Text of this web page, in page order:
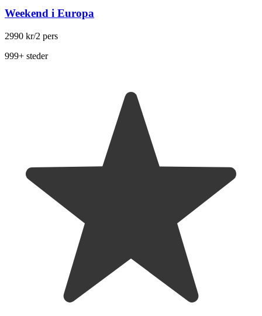
Weekend i Europa
2990 kr/2 pers
999+ steder